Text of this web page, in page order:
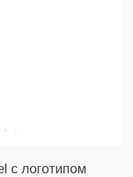
с логотипом